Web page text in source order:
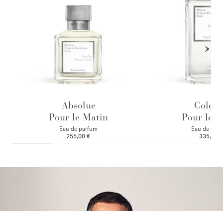
Absolue
Pour le Matin
Eau de parfum
255,00 €
Pour le
Eau de
335,00 €